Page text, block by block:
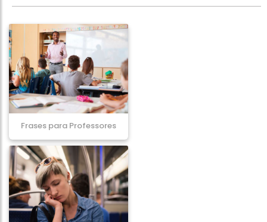
Frases para Professores